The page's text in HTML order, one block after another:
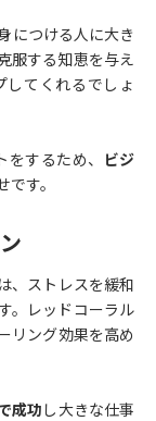
につける人に大き
服する知恵を与え
してくれるでしょ
をするため、 ビジ
す。
、ストレスを緩和
。レッドコーラル
リング効果を高め
成功 し大きな仕事